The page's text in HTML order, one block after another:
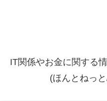
IT関係やお金に関する
(ほんとねっ